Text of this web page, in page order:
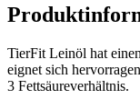
TierFit Leinöl hat
eignet sich
3 Fettsäureverhältnis.